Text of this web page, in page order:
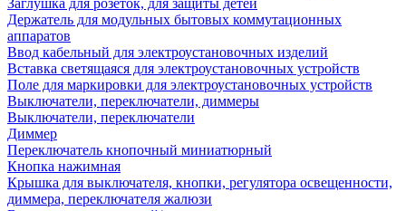
Заглушка для розеток, для защиты детей
Держатель для модульных бытовых коммутационных
аппаратов
Ввод кабельный для электроустановочных изделий
Вставка светящаяся для электроустановочных устройств
Поле для маркировки для электроустановочных устройств
Выключатели, переключатели, диммеры
Выключатели, переключатели
Диммер
Переключатель кнопочный миниатюрный
Кнопка нажимная
Крышка для выключателя, кнопки, регулятора освещенности,
диммера, переключателя жалюзи